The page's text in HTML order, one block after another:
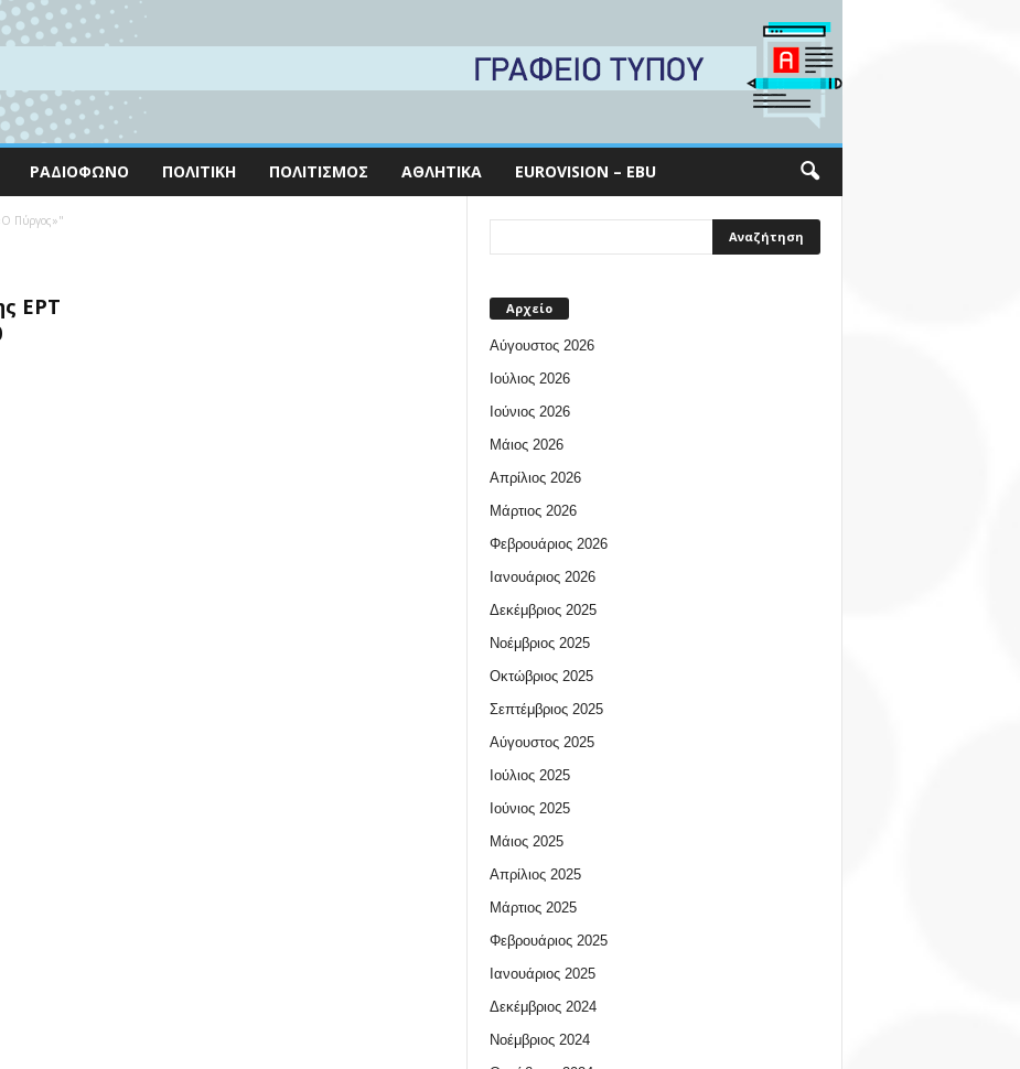
ΡΑΔΙΌΦΩΝΟ ΠΟΛΙΤΙΚΉ ΠΟΛΙΤΙΣΜΌΣ ΑΘΛΗΤΙΚΆ EUROVISION – EBU
Πύργος»"
ΕΡΤ
Αρχείο
Αύγουστος 2026
Ιούλιος 2026
Ιούνιος 2026
Μάιος 2026
Απρίλιος 2026
Μάρτιος 2026
Φεβρουάριος 2026
Ιανουάριος 2026
Δεκέμβριος 2025
Νοέμβριος 2025
Οκτώβριος 2025
Σεπτέμβριος 2025
Αύγουστος 2025
Ιούλιος 2025
Ιούνιος 2025
Μάιος 2025
Απρίλιος 2025
Μάρτιος 2025
Φεβρουάριος 2025
Ιανουάριος 2025
Δεκέμβριος 2024
Νοέμβριος 2024